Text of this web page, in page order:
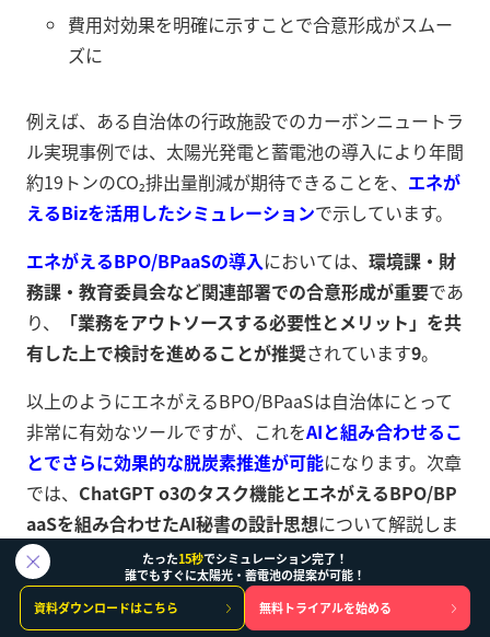
費用対効果を明確に示すことで合意形成がスムー
ズに
例えば、ある自治体の行政施設でのカーボンニュートラ
ル実現事例では、太陽光発電と蓄電池の導入により年間
約19トンのCO₂排出量削減が期待できることを、 エネが
えるBizを活用したシミュレーションで示しています。
エネがえるBPO/BPaaSの導入においては、 環境課・財
務課・教育委員会など関連部署での合意形成が重要であ
り、
「業務をアウトソースする必要性とメリット」を共
有した上で検討を進めることが推奨されています9。
以上のようにエネがえるBPO/BPaaSは自治体にとって
非常に有効なツールですが、これをAIと組み合わせるこ
とでさらに効果的な脱炭素推進が可能になります。次章
では、 ChatGPT o3のタスク機能とエネがえるBPO/BP
aaSを組み合わせたAI秘書の設計思想について解説しま
す。
たった15秒でシミュレーション完了！
誰でもすぐに太陽光・蓄電池の提案が可能！
資料ダウンロードはこちら
無料トライアルを始める